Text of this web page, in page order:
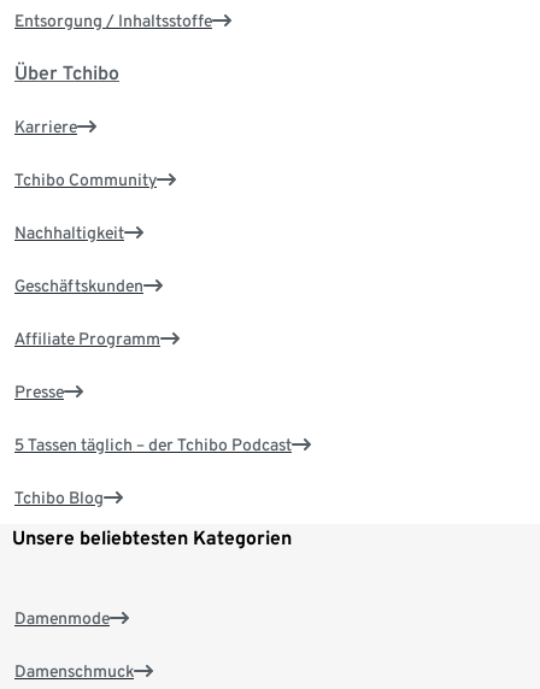
Entsorgung / Inhaltsstoffe
Über Tchibo
Karriere
Tchibo Community
Nachhaltigkeit
Geschäftskunden
Affiliate Programm
Presse
5 Tassen täglich – der Tchibo Podcast
Tchibo Blog
Unsere beliebtesten Kategorien
Damenmode
Damenschmuck